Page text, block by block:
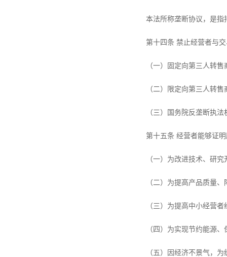
本法所称垄断协议，是指
第十四条 禁止经营者与
（一）固定向第三人转
（二）限定向第三人转
（三）国务院反垄断执
第十五条 经营者能够证
（一）为改进技术、研
（二）为提高产品质量
（三）为提高中小经营
（四）为实现节约能源
（五）因经济不景气，